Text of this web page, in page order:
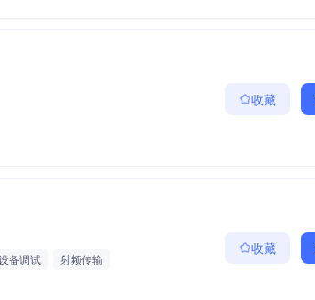
收藏
备调试
射频传输
收藏